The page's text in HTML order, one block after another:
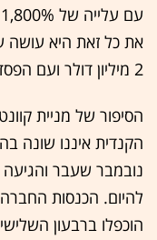
את כל זאת היא עושה
2 מיליון דולר ועם הפסד רבעוני אדיר של 200 מיליון דולר.
הסיפור של מניית
הוכפלו ברבעון